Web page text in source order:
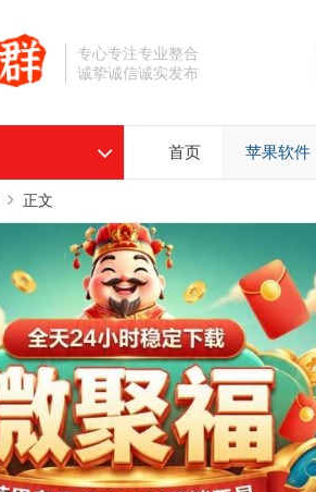
专心专注专业整合
诚挚诚信诚实发布
首页 苹果软件
正文